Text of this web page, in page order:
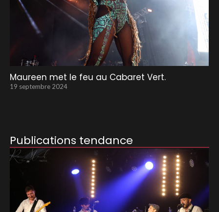
Maureen met le feu au Cabaret Vert.
19 septembre 2024
Publications tendance